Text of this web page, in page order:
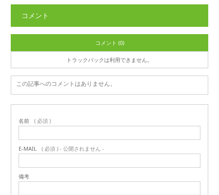
コメント
コメント (0)
トラックバックは利用できません。
この記事へのコメントはありません。
名前 ( 必須 )
E-MAIL ( 必須 ) - 公開されません -
備考